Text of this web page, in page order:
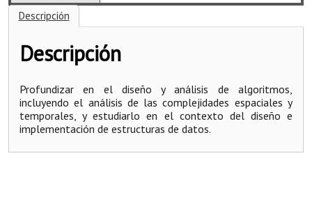
Descripción
Descripción
Profundizar en el diseño y análisis de algoritmos,
incluyendo el análisis de las complejidades espaciales y
temporales, y estudiarlo en el contexto del diseño e
implementación de estructuras de datos.